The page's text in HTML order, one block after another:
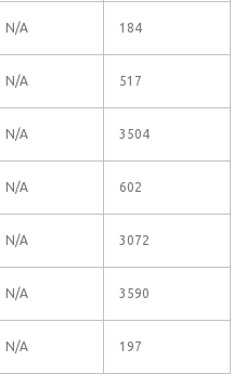
N/A 184
N/A 517
N/A 3504
N/A 602
N/A 3072
N/A 3590
N/A 197